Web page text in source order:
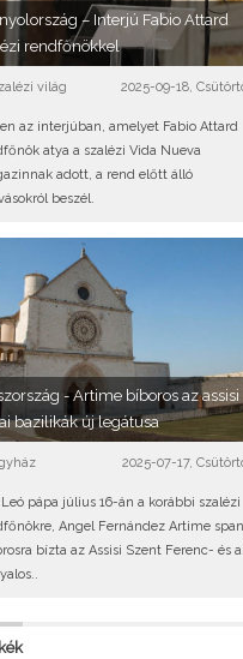
– Interjú Fabio Attard
rendfőnökkel
világ 2025-09-18,
az interjúban, amelyet Fabio Attard
atya a szalézi Vida Nueva
adott, a rend előtt álló
beszél.
- Artime bíboros az assisi
bazilikák új legátusa
2025-07-17,
Leó pápa július 16-án a korábbi szalézi
Angel Fernández Artime
bízta az Assisi Szent Ferenc- és